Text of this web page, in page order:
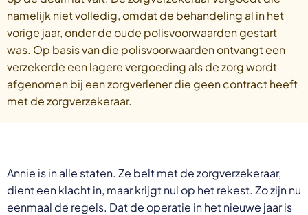
namelijk niet volledig, omdat de behandeling al in het
vorige jaar, onder de oude polisvoorwaarden gestart
was. Op basis van die polisvoorwaarden ontvangt een
verzekerde een lagere vergoeding als de zorg wordt
afgenomen bij een zorgverlener die geen contract heeft
met de zorgverzekeraar.
Annie is in alle staten. Ze belt met de zorgverzekeraar,
dient een klacht in, maar krijgt nul op het rekest. Zo zijn nu
eenmaal de regels. Dat de operatie in het nieuwe jaar is